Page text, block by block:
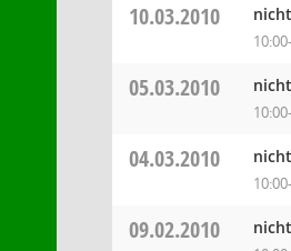
10.03.2010
05.03.2010
04.03.2010
09.02.2010